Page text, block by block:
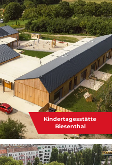
Kindertagesstätte
Biesenthal